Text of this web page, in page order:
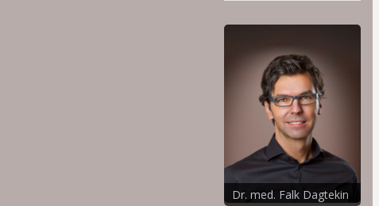
Dr. med. Falk Dagtekin